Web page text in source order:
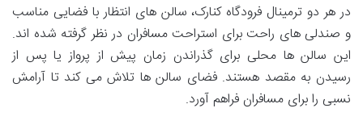
در هر دو ترمینال فرودگاه کنارک، سالن های انتظار با فضایی مناسب
و صندلی های راحت برای استراحت مسافران در نظر گرفته شده اند.
این سالن ها محلی برای گذراندن زمان پیش از پرواز یا پس از
رسیدن به مقصد هستند. فضای سالن ها تلاش می کند تا آرامش
نسبی را برای مسافران فراهم آورد.